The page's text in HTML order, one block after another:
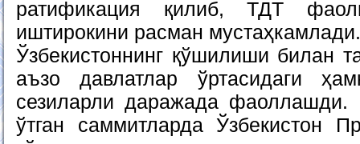
ратификация қилиб, ТДТ
иштирокини расман мустаҳкамлади.
Ўзбекистоннинг қўшилиши билан
аъзо давлатлар ўртасидаги
сезиларли даражада фаоллашди.
ўтган саммитларда Ўзбекистон